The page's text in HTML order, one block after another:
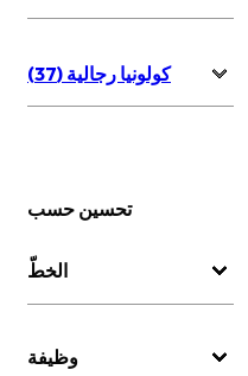
كولونيا رجالية (37)
تحسين حسب
الخطّ
وظيفة